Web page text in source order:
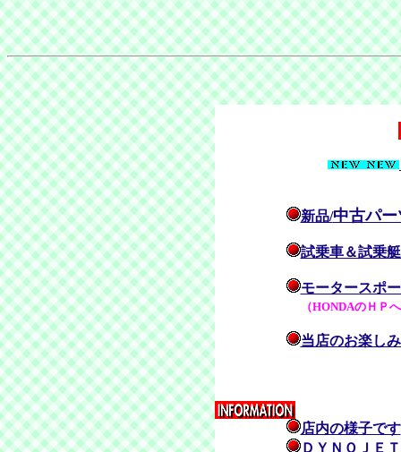
新品/中古パ
試乗車＆試乗
モータースポ
（HONDAのＨＰ
当店のお楽し
店内の様子です
ＤＹＮＯＪＥＴ